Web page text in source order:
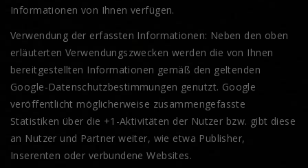
Informationen von Ihnen verfügen.
Verwendung der erfassten Informationen: Neben den oben
erläuterten Verwendungszwecken werden die von Ihnen
bereitgestellten Informationen gemäß den geltenden
Google-Datenschutzbestimmungen genutzt. Google
veröffentlicht möglicherweise zusammengefasste
Statistiken über die +1-Aktivitäten der Nutzer bzw. gibt diese
an Nutzer und Partner weiter, wie etwa Publisher,
Inserenten oder verbundene Websites.